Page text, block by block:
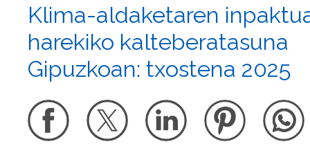
Klima-aldaketaren
harekiko kalteberatasuna
Gipuzkoan: txostena 2025